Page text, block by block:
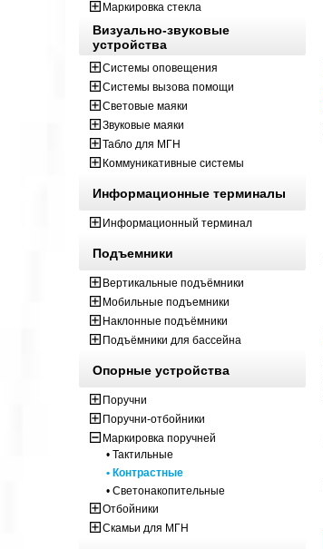
Маркировка стекла
Визуально-звуковые
устройства
Системы оповещения
Системы вызова помощи
Световые маяки
Звуковые маяки
Табло для МГН
Коммуникативные системы
Информационные терминалы
Информационный терминал
Подъемники
Вертикальные подъёмники
Мобильные подъемники
Наклонные подъёмники
Подъёмники для бассейна
Опорные устройства
Поручни
Поручни-отбойники
Маркировка поручней
• Тактильные
• Контрастные
• Светонакопительные
Отбойники
Скамьи для МГН